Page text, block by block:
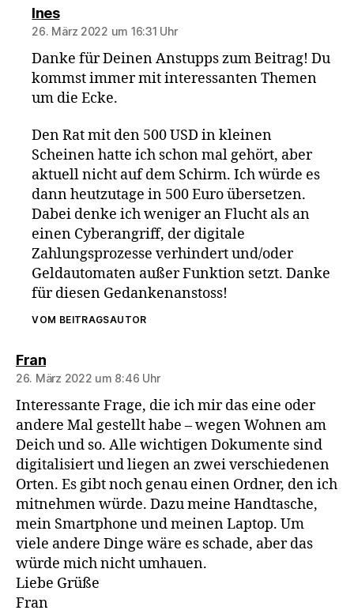
Inessagt:
26. März 2022 um 16:31 Uhr
Danke für Deinen Anstupps zum Beitrag! Du
kommst immer mit interessanten Themen
um die Ecke.
Den Rat mit den 500 USD in kleinen
Scheinen hatte ich schon mal gehört, aber
aktuell nicht auf dem Schirm. Ich würde es
dann heutzutage in 500 Euro übersetzen.
Dabei denke ich weniger an Flucht als an
einen Cyberangriff, der digitale
Zahlungsprozesse verhindert und/oder
Geldautomaten außer Funktion setzt. Danke
für diesen Gedankenanstoss!
VOM BEITRAGSAUTOR
Fransagt:
26. März 2022 um 8:46 Uhr
Interessante Frage, die ich mir das eine oder
andere Mal gestellt habe – wegen Wohnen am
Deich und so. Alle wichtigen Dokumente sind
digitalisiert und liegen an zwei verschiedenen
Orten. Es gibt noch genau einen Ordner, den ich
mitnehmen würde. Dazu meine Handtasche,
mein Smartphone und meinen Laptop. Um
viele andere Dinge wäre es schade, aber das
würde mich nicht umhauen.
Liebe Grüße
Fran